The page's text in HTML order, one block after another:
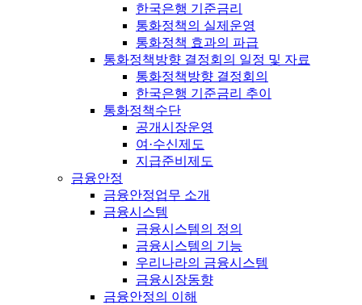
한국은행 기준금리
통화정책의 실제운영
통화정책 효과의 파급
통화정책방향 결정회의 일정 및 자료
통화정책방향 결정회의
한국은행 기준금리 추이
통화정책수단
공개시장운영
여·수신제도
지급준비제도
금융안정
금융안정업무 소개
금융시스템
금융시스템의 정의
금융시스템의 기능
우리나라의 금융시스템
금융시장동향
금융안정의 이해